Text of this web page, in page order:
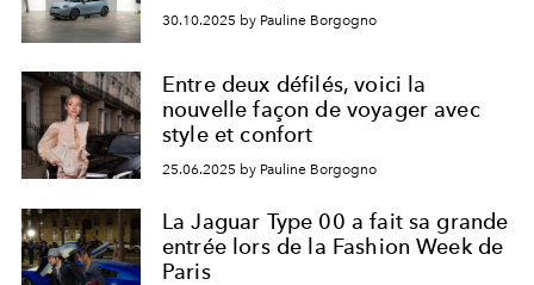
30.10.2025 by Pauline Borgogno
Entre deux défilés, voici la
nouvelle façon de voyager avec
style et confort
25.06.2025 by Pauline Borgogno
La Jaguar Type 00 a fait sa grande
entrée lors de la Fashion Week de
Paris